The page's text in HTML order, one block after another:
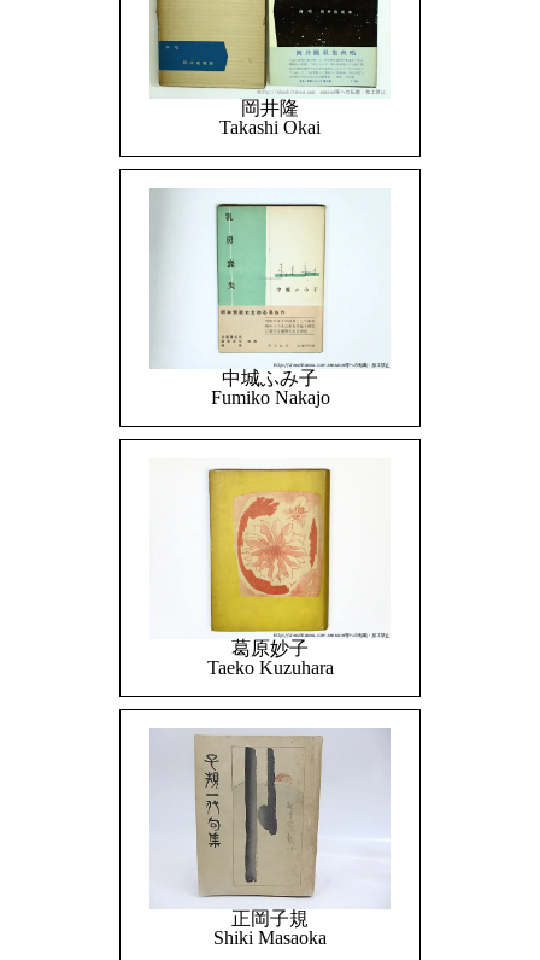
岡井隆
Takashi Okai
中城ふみ子
Fumiko Nakajo
葛原妙子
Taeko Kuzuhara
正岡子規
Shiki Masaoka